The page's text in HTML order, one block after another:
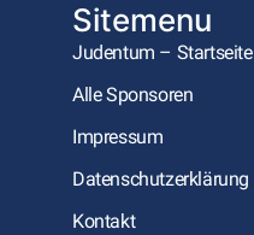
Sitemenu
Judentum – Startseite
Alle Sponsoren
Impressum
Datenschutzerklärung
Kontakt